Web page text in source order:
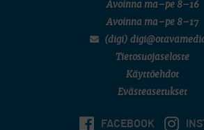
Avoinna ma–pe 8–16
Avoinna ma–pe 8–17
(digi)
Tietosuojaseloste
Käyttöehdot
Evästeasetukset
FACEBOOK